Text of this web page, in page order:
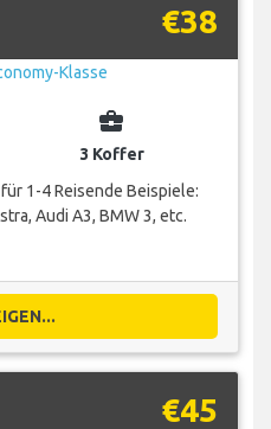
€38
business_center
3 Koffer
1-4 Reisende Beispiele:
Audi A3, BMW 3, etc.
€45